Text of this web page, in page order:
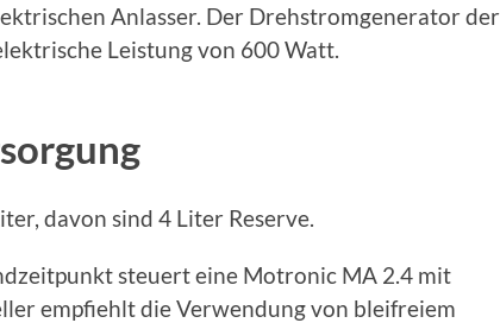
Anlasser. Der Drehstromgenerator der
Leistung von 600 Watt.
davon sind 4 Liter Reserve.
steuert eine Motronic MA 2.4 mit
empfiehlt die Verwendung von bleifreiem